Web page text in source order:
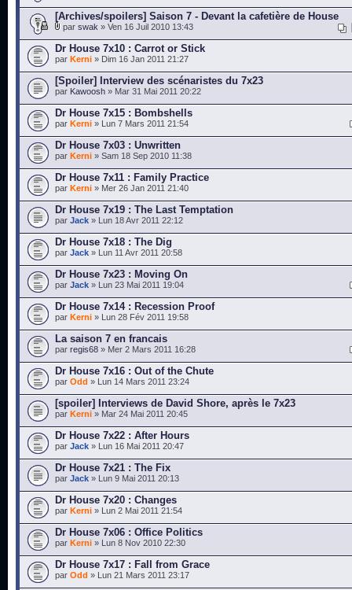
[Archives/spoilers] Saison 7 - Devant la cafetière de House
par swak » Ven 16 Juil 2010 13:43
Dr House 7x10 : Carrot or Stick
par Kerni » Dim 16 Jan 2011 21:27
[Spoiler] Interview des scénaristes du 7x23
par Kawoosh » Mar 31 Mai 2011 20:22
Dr House 7x15 : Bombshells
par Kerni » Lun 7 Mars 2011 21:54
Dr House 7x03 : Unwritten
par Kerni » Sam 18 Sep 2010 11:38
Dr House 7x11 : Family Practice
par Kerni » Mer 26 Jan 2011 21:40
Dr House 7x19 : The Last Temptation
par Jack » Lun 18 Avr 2011 22:12
Dr House 7x18 : The Dig
par Jack » Lun 11 Avr 2011 20:58
Dr House 7x23 : Moving On
par Jack » Lun 23 Mai 2011 19:04
Dr House 7x14 : Recession Proof
par Kerni » Lun 28 Fév 2011 19:58
La saison 7 en francais
par regis68 » Mer 2 Mars 2011 16:28
Dr House 7x16 : Out of the Chute
par Odd » Lun 14 Mars 2011 23:24
[spoiler] Interviews de David Shore, après le 7x23
par Kerni » Mar 24 Mai 2011 20:45
Dr House 7x22 : After Hours
par Jack » Lun 16 Mai 2011 20:47
Dr House 7x21 : The Fix
par Jack » Lun 9 Mai 2011 20:13
Dr House 7x20 : Changes
par Kerni » Lun 2 Mai 2011 21:54
Dr House 7x06 : Office Politics
par Kerni » Lun 8 Nov 2010 22:30
Dr House 7x17 : Fall from Grace
par Odd » Lun 21 Mars 2011 23:17